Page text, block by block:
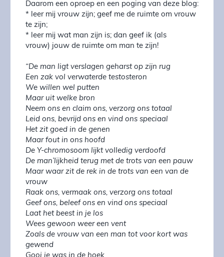
Daarom een oproep en een poging van deze blog:
* leer mij vrouw zijn; geef me de ruimte om vrouw
te zijn;
* leer mij wat man zijn is; dan geef ik (als
vrouw) jouw de ruimte om man te zijn!
“De man ligt verslagen geharst op zijn rug
Een zak vol verwaterde testosteron
We willen wel putten
Maar uit welke bron
Neem ons en claim ons, verzorg ons totaal
Leid ons, bevrijd ons en vind ons speciaal
Het zit goed in de genen
Maar fout in ons hoofd
De Y-chromosoom lijkt volledig verdoofd
De man’lijkheid terug met de trots van een pauw
Maar waar zit de rek in de trots van een van de
vrouw
Raak ons, vermaak ons, verzorg ons totaal
Geef ons, beleef ons en vind ons speciaal
Laat het beest in je los
Wees gewoon weer een vent
Zoals de vrouw van een man tot voor kort was
gewend